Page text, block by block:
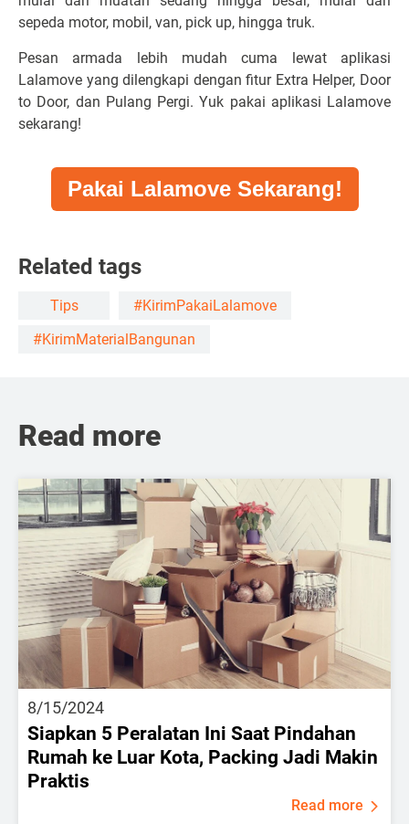
sepeda motor, mobil, van, pick up, hingga truk.
Pesan armada lebih mudah cuma lewat aplikasi
Lalamove yang dilengkapi dengan fitur Extra Helper, Door
to Door, dan Pulang Pergi. Yuk pakai aplikasi Lalamove
sekarang!
Pakai Lalamove Sekarang!
Related tags
Tips
#KirimPakaiLalamove
#KirimMaterialBangunan
Read more
8/15/2024
Siapkan 5 Peralatan Ini Saat Pindahan
Rumah ke Luar Kota, Packing Jadi Makin
Praktis
Read more